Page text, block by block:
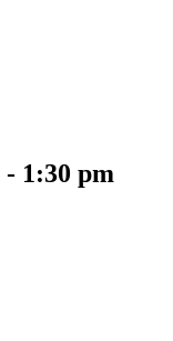
- 1:30 pm